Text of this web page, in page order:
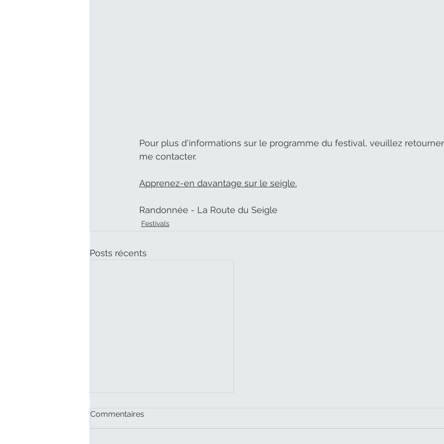
Pour plus d'informations sur le programme du festival, veuillez
me contacter.
Apprenez-en davantage sur le seigle.
Randonnée - La Route du Seigle
Festivals
Posts récents
Commentaires